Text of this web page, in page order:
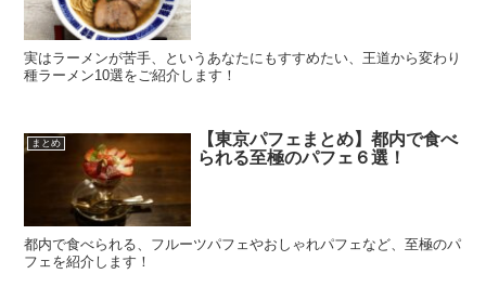
実はラーメンが苦手、というあなたにもすすめたい、王道から変わり
種ラーメン10選をご紹介します！
まとめ
【東京パフェまとめ】都内で食べ
られる至極のパフェ６選！
都内で食べられる、フルーツパフェやおしゃれパフェなど、至極のパ
フェを紹介します！